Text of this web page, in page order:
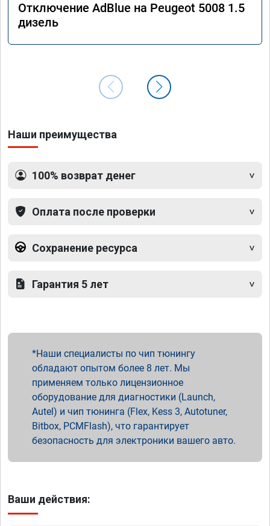
Отключение AdBlue на Peugeot 5008 1.5
дизель
Наши преимущества
100% возврат денег
Оплата после проверки
Сохранение ресурса
Гарантия 5 лет
Наши специалисты по чип тюнингу
обладают опытом более 8 лет. Мы
применяем только лицензионное
оборудование для диагностики (Launch,
Autel) и чип тюнинга (Flex, Kess 3, Autotuner,
Bitbox, PCMFlash), что гарантирует
безопасность для электроники вашего авто.
Ваши действия: